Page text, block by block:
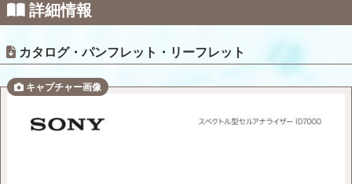
詳細情報
カタログ・パンフレット・リーフレット